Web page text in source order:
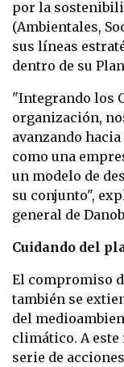
por la
(Ambientales,
sus líneas
dentro de su
"Integrando los
organización,
avanzando
como una
un modelo de
su conjunto",
general de
Cuidando del
El compromiso
también se
del
climático. A
serie de